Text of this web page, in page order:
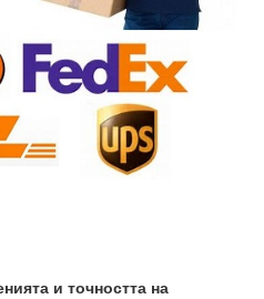
и точността на